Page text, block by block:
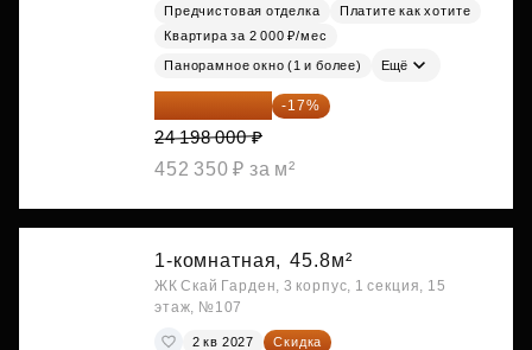
Предчистовая отделка
Платите как хотите
Квартира за 2 000 ₽/мес
Панорамное окно (1 и более) Ещё
20 084 340 ₽ -17%
24 198 000 ₽
452 350 ₽ за м²
1-комнатная, 45.8м²
ЖК Скай Гарден, 3 корпус, 1 секция, 15
этаж, №107
2 кв 2027
Скидка